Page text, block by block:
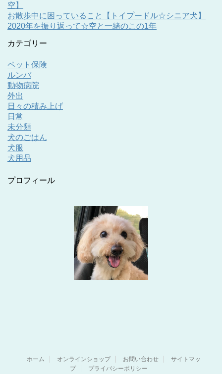
空】
お散歩中に困っていること【トイプードル☆シニア犬】
2020年を振り返って☆空と一緒のこの1年
カテゴリー
ペット保険
ルンバ
動物病院
外出
日々の積み上げ
日常
未分類
犬のごはん
犬服
犬用品
プロフィール
ホーム オンラインショップ お問い合わせ
サイトマッ
プ
プライバシーポリシー